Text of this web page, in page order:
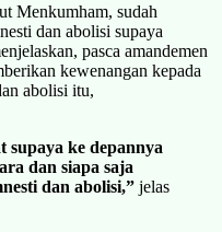
Menkumham, sudah
dan abolisi supaya
pasca amandemen
kewenangan kepada
abolisi itu,
ke depannya
dan siapa saja
dan abolisi,” jelas